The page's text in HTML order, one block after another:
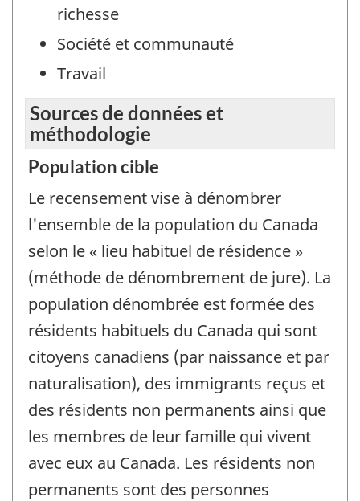
richesse
Société et communauté
Travail
Sources de données et
méthodologie
Population cible
Le recensement vise à dénombrer
l'ensemble de la population du Canada
selon le « lieu habituel de résidence »
(méthode de dénombrement de jure). La
population dénombrée est formée des
résidents habituels du Canada qui sont
citoyens canadiens (par naissance et par
naturalisation), des immigrants reçus et
des résidents non permanents ainsi que
les membres de leur famille qui vivent
avec eux au Canada. Les résidents non
permanents sont des personnes